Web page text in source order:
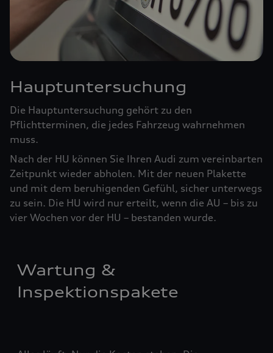
Hauptuntersuchung
Die Hauptuntersuchung gehört zu den
Pflichtterminen, die jedes Fahrzeug wahrnehmen
muss.
Nach der HU können Sie Ihren Audi zum vereinbarten
Zeitpunkt wieder abholen. Mit der neuen Plakette
und mit dem beruhigenden Gefühl, sicher unterwegs
zu sein. Die HU wird nur erteilt, wenn die AU – bis zu
vier ­Woch­en vor der HU – bestanden wurde.
Wartung &
Inspektionspakete